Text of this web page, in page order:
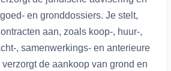
en gronddossiers. Je stelt,
aan, zoals koop-, huur-,
, samenwerkings- en anterieure
de aankoop van grond en